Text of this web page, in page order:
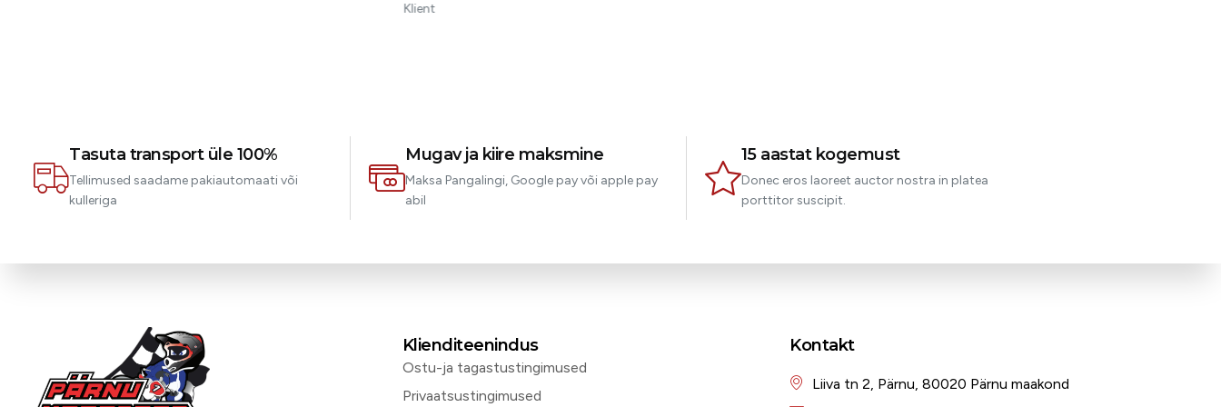
Tasuta transport üle 100%
Tellimused saadame pakiautomaati või
kulleriga
Mugav ja kiire maksmine
Maksa Pangalingi, Google pay või apple pay
abil
15 aastat kogemust
Donec eros laoreet auctor nostra in platea
porttitor suscipit.
Klienditeenindus
Ostu-ja tagastustingimused
Privaatsustingimused
Kontakt
Liiva tn 2, Pärnu, 80020 Pärnu maakond